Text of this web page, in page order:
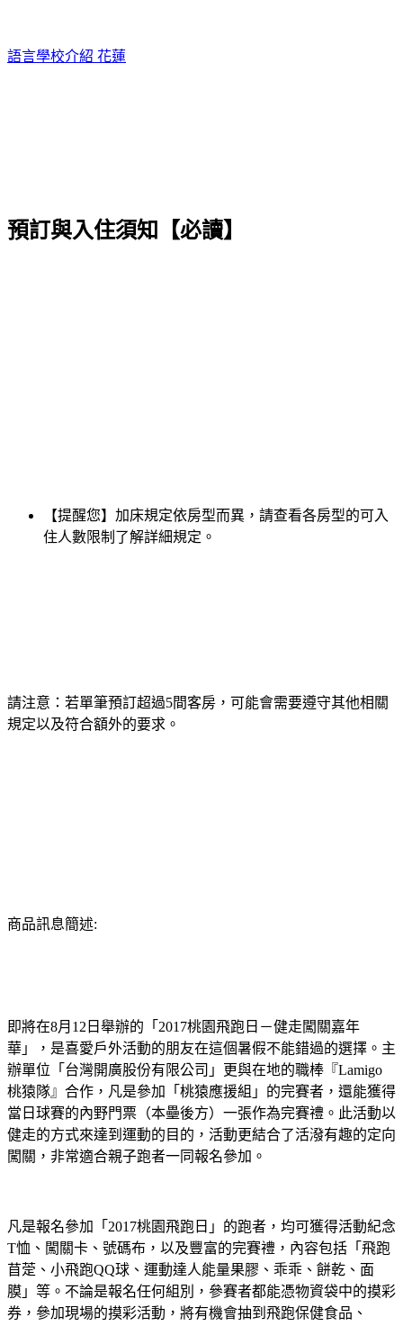
語言學校介紹 花蓮
預訂與入住須知【必讀】
【提醒您】加床規定依房型而異，請查看各房型的可入
住人數限制了解詳細規定。
請注意：若單筆預訂超過5間客房，可能會需要遵守其他相關
規定以及符合額外的要求。
商品訊息簡述:
即將在8月12日舉辦的「2017桃園飛跑日－健走闖關嘉年
華」，是喜愛戶外活動的朋友在這個暑假不能錯過的選擇。主
辦單位「台灣開廣股份有限公司」更與在地的職棒『Lamigo
桃猿隊』合作，凡是參加「桃猿應援組」的完賽者，還能獲得
當日球賽的內野門票（本壘後方）一張作為完賽禮。此活動以
健走的方式來達到運動的目的，活動更結合了活潑有趣的定向
闖關，非常適合親子跑者一同報名參加。
凡是報名參加「2017桃園飛跑日」的跑者，均可獲得活動紀念
T恤、闖關卡、號碼布，以及豐富的完賽禮，內容包括「飛跑
苜萣、小飛跑QQ球、運動達人能量果膠、乖乖、餅乾、面
膜」等。不論是報名任何組別，參賽者都能憑物資袋中的摸彩
券，參加現場的摸彩活動，將有機會抽到飛跑保健食品、